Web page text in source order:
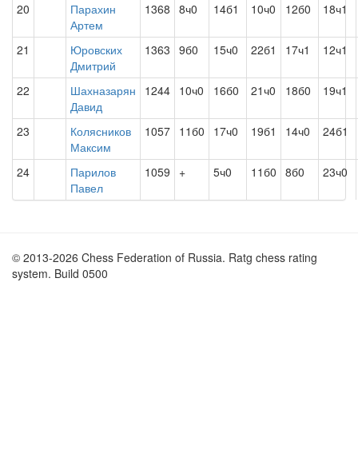
20
Парахин
Артем
1368 8ч0 14б1 10ч0 12б0 18ч1
21
Юровских
Дмитрий
1363 9б0 15ч0 22б1 17ч1 12ч1
22
Шахназарян
Давид
1244 10ч0 16б0 21ч0 18б0 19ч1
23
Колясников
Максим
1057 11б0 17ч0 19б1 14ч0 24б1
24
Парилов
Павел
1059 + 5ч0 11б0 8б0 23ч0
© 2013-2026 Chess Federation of Russia. Ratg chess rating
system. Build 0500